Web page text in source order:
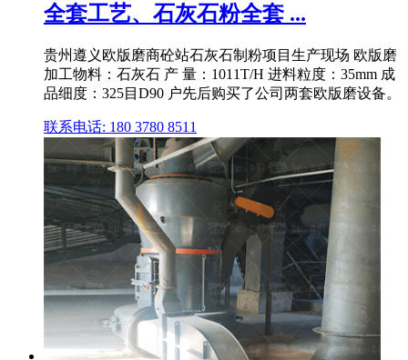
全套工艺、石灰石粉全套 ...
贵州遵义欧版磨商砼站石灰石制粉项目生产现场 欧版磨
加工物料：石灰石 产 量：1011T/H 进料粒度：35mm 成
品细度：325目D90 户先后购买了公司两套欧版磨设备。
联系电话: 180 3780 8511